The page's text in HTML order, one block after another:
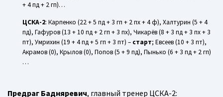
+ 4 пд + 2 гп)…
ЦСКА-2: Карпенко (22 + 5 пд + 3 гп + 2 пх + 4 ф), Халтурин (5 + 4
пд), Гафуров (13 + 10 пд + 2 гп + 3 пх), Чикарёв (8 + 3 пд + 3 пх + 3
пт), Умрихин (19 + 4 пд + 5 гп + 3 пт) – старт; Евсеев (10 + 3 пт),
Акрамов (0), Крылов (0), Попов (5 + 9 пд), Пынько (6 + 3 пд + 2 гп)
…
Предраг Бадняревич, главный тренер ЦСКА-2: